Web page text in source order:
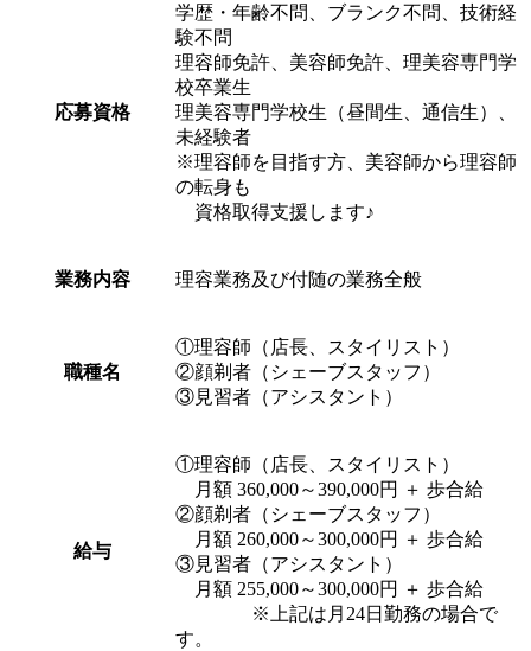
応募資格
学歴・年齢不問、ブランク不問、技術経
験不問
理容師免許、美容師免許、理美容専門学
校卒業生
理美容専門学校生（昼間生、通信生）、
未経験者
※理容師を目指す方、美容師から理容師
の転身も
資格取得支援します♪
業務内容 理容業務及び付随の業務全般
職種名
①理容師（店長、スタイリスト）
②顔剃者（シェーブスタッフ）
③見習者（アシスタント）
給与
①理容師（店長、スタイリスト）
月額 360,000～390,000円 ＋ 歩合給
②顔剃者（シェーブスタッフ）
月額 260,000～300,000円 ＋ 歩合給
③見習者（アシスタント）
月額 255,000～300,000円 ＋ 歩合給
※上記は月24日勤務の場合で
す。